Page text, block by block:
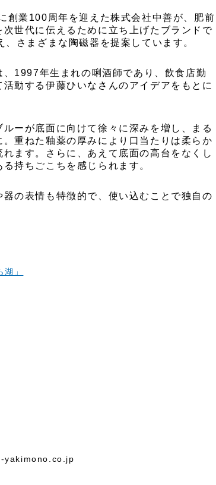
創業100周年を迎えた株式会社中善が、肥前
世代に伝えるために立ち上げたブランドで
さまざまな陶磁器を提案しています。
1997年生まれの唎酒師であり、飲食店勤
動する伊藤ひいなさんのアイデアをもとに
ーが底面に向けて徐々に深みを増し、まる
重ねた釉薬の厚みにより口当たりは柔らか
ます。さらに、あえて底面の高台をなくし
持ちごこちを感じられます。
の表情も特徴的で、使い込むことで独自の
」
yakimono.co.jp